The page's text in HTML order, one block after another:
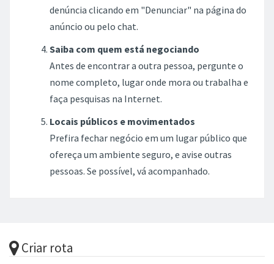
denúncia clicando em "Denunciar" na página do
anúncio ou pelo chat.
Saiba com quem está negociando
Antes de encontrar a outra pessoa, pergunte o
nome completo, lugar onde mora ou trabalha e
faça pesquisas na Internet.
Locais públicos e movimentados
Prefira fechar negócio em um lugar público que
ofereça um ambiente seguro, e avise outras
pessoas. Se possível, vá acompanhado.
Criar rota